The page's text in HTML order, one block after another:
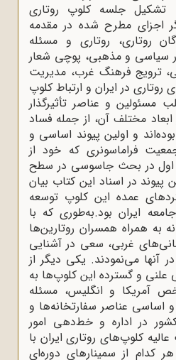
تشکیل جلسه کلوپ روتاری
اجزای مطرح شده در مقدمه
روتاری، روتاری و مسئله
سیاسی و مذهبی، پوچی شعار
ترویج فرهنگ غرب، مدیریت
در ایران و ارتباط کلوپ
مسئولین و عناصر تأثیر‌گذار
مختلف آن، از جمله فساد
و اولین پیوند اساسی و
فراماسونری که خود از
اول در بحث جاسوسی در سطح
در اسناد این کتاب بیان
عمده این کلوپ توسعه
ایران بود.به‌طوری که با
به همراه همسران روتارین‌ها
غربی،‌ سعی در آشنایی
آنها می‌نمودند. یکی دیگر از
و گسترده این کلوپ‌ها به
آمریکا و انگلیس، مسئله
عناصر سفارتخانه‌ها و
در اداره و خط‌دهی امور
کلوپ‌های روتاری ایران با
از سمینارهای دوره‌ای